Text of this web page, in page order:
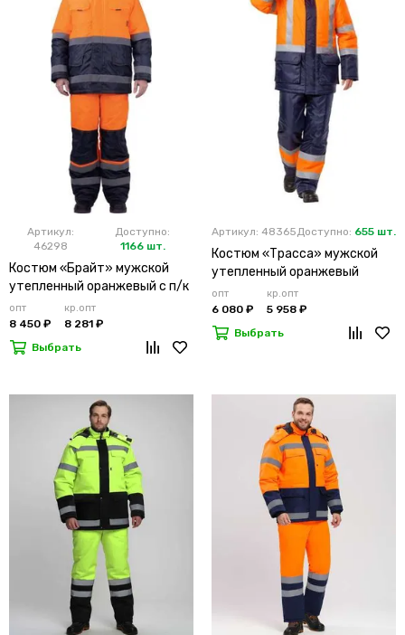
Артикул:
46298
Доступно:
1166 шт.
Костюм «Брайт» мужской
утепленный оранжевый с п/к
опт
8 450 ₽
кр.опт
8 281 ₽
Выбрать
Артикул: 48365Доступно: 655 шт.
Костюм «Трасса» мужской
утепленный оранжевый
опт
6 080 ₽
кр.опт
5 958 ₽
Выбрать